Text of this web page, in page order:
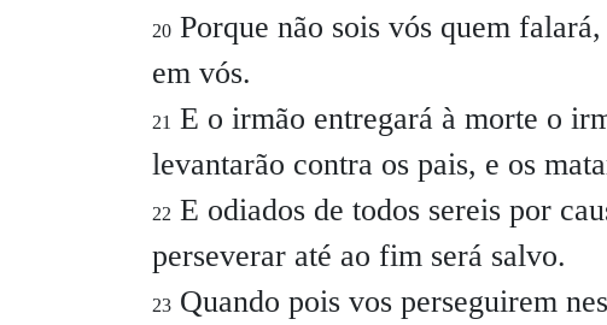
20 Porque não sois vós quem
em vós.
21 E o irmão entregará à morte o
levantarão contra os pais, e os
22 E odiados de todos sereis por
perseverar até ao fim será salvo.
23 Quando pois vos perseguirem